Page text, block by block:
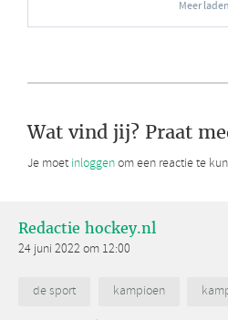
Meer laden
Wat vind jij? Praat
Je moet inloggenom een reactie te
Redactie hockey.nl
24 juni 2022 om 12:00
de sport kampioen